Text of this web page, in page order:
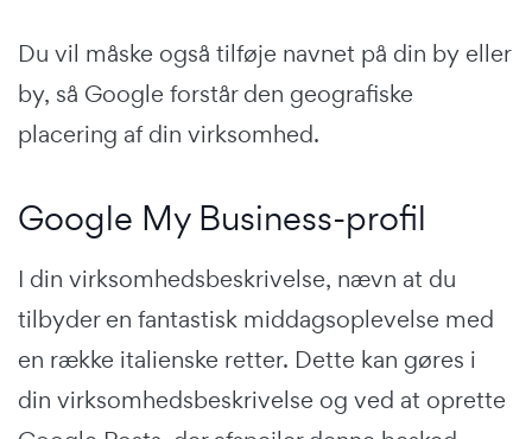
Du vil måske også tilføje navnet på din by eller
by, så Google forstår den geografiske
placering af din virksomhed.
Google My Business-profil
I din virksomhedsbeskrivelse, nævn at du
tilbyder en fantastisk middagsoplevelse med
en række italienske retter. Dette kan gøres i
din virksomhedsbeskrivelse og ved at oprette